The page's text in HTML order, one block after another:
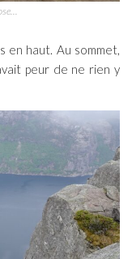
en haut. Au sommet,
peur de ne rien y